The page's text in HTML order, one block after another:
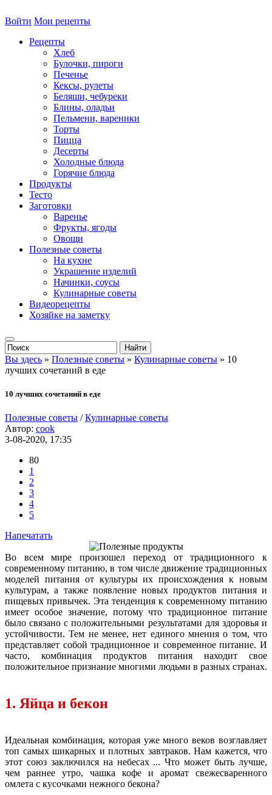
Войти Мои рецепты
Рецепты
Хлеб
Булочки, пироги
Печенье
Кексы, рулеты
Беляши, чебуреки
Блины, оладьи
Пельмени, вареники
Торты
Пицца
Десерты
Холодные блюда
Горячие блюда
Продукты
Тесто
Заготовки
Варенье
Фрукты, ягоды
Овощи
Полезные советы
На кухне
Украшение изделий
Начинки, соусы
Кулинарные советы
Видеорецепты
Хозяйке на заметку
Вы здесь » Полезные советы » Кулинарные советы » 10
лучших сочетаний в еде
10 лучших сочетаний в еде
Полезные советы /Кулинарные советы
Автор: cook
3-08-2020, 17:35
80
1
2
3
4
5
Напечатать
Во всем мире произошел переход от традиционного к
современному питанию, в том числе движение традиционных
моделей питания от культуры их происхождения к новым
культурам, а также появление новых продуктов питания и
пищевых привычек. Эта тенденция к современному питанию
имеет особое значение, потому что традиционное питание
было связано с положительными результатами для здоровья и
устойчивости. Тем не менее, нет единого мнения о том, что
представляет собой традиционное и современное питание. И
часто, комбинация продуктов питания находит свое
положительное признание многими людьми в разных странах.
1. Яйца и бекон
Идеальная комбинация, которая уже много веков возглавляет
топ самых шикарных и плотных завтраков. Нам кажется, что
этот союз заключился на небесах ... Что может быть лучше,
чем раннее утро, чашка кофе и аромат свежесваренного
омлета с кусочками нежного бекона?